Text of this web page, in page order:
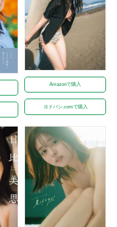
Amazonで購入
ヨドバシ.comで購入